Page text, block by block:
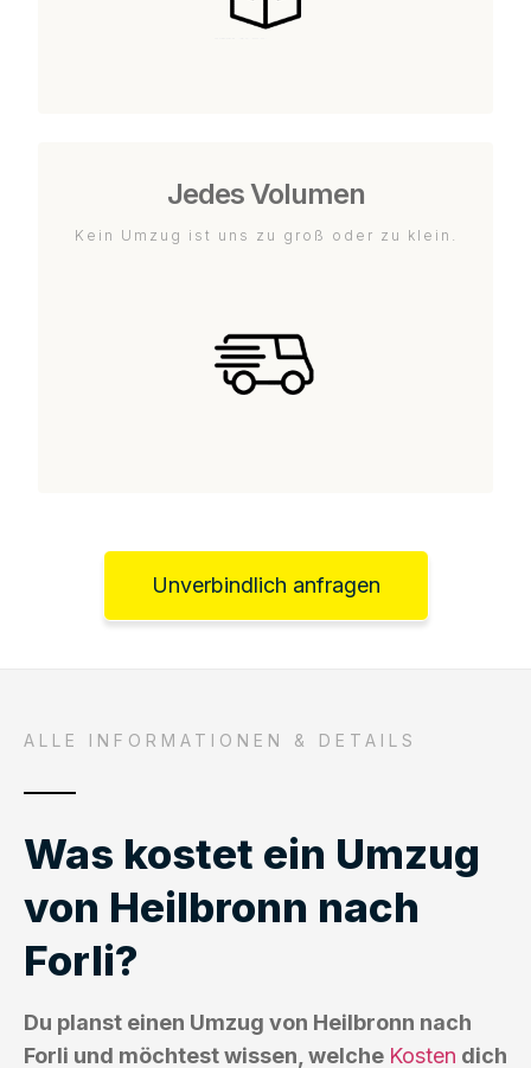
Jedes Volumen
Kein Umzug ist uns zu groß oder zu klein.
Unverbindlich anfragen
ALLE INFORMATIONEN & DETAILS
Was kostet ein Umzug
von Heilbronn nach
Forli?
Du planst einen Umzug von Heilbronn nach
Forli und möchtest wissen, welche Kosten dich